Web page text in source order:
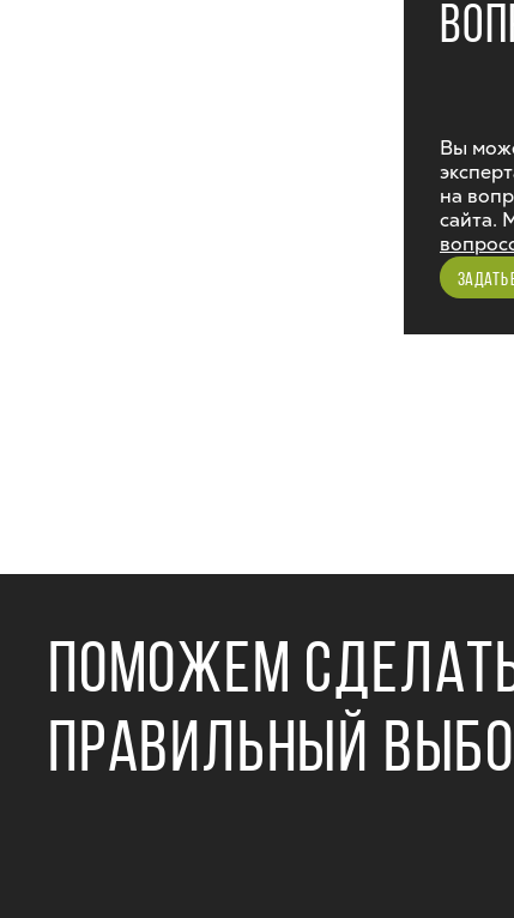
Вы
на
сайта.
ЗАДАТЬ
ПОМОЖЕМ
ПРАВИЛЬНЫЙ